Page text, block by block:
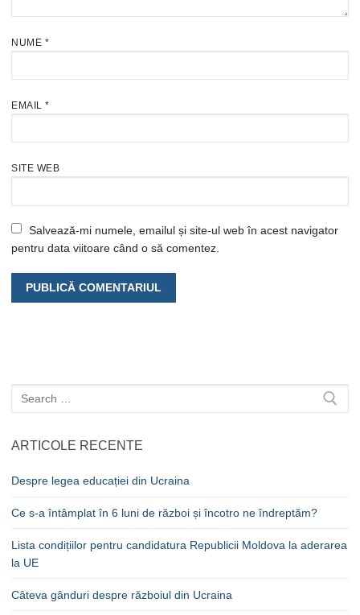
NUME *
EMAIL *
SITE WEB
Salvează-mi numele, emailul și site-ul web în acest navigator
pentru data viitoare când o să comentez.
Caută
după:
ARTICOLE RECENTE
Despre legea educației din Ucraina
Ce s-a întâmplat în 6 luni de război și încotro ne îndreptăm?
Lista condițiilor pentru candidatura Republicii Moldova la aderarea
la UE
Câteva gânduri despre războiul din Ucraina